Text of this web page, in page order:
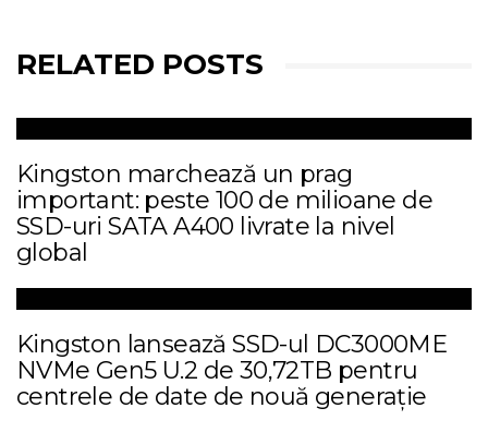
RELATED POSTS
Kingston marchează un prag
important: peste 100 de milioane de
SSD-uri SATA A400 livrate la nivel
global
Kingston lansează SSD-ul DC3000ME
NVMe Gen5 U.2 de 30,72TB pentru
centrele de date de nouă generație